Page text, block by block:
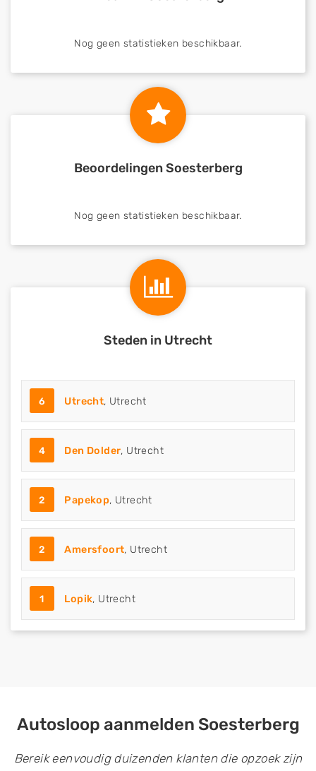
Nog geen statistieken beschikbaar.
Beoordelingen Soesterberg
Nog geen statistieken beschikbaar.
Steden in Utrecht
6 Utrecht, Utrecht
4 Den Dolder, Utrecht
2 Papekop, Utrecht
2 Amersfoort, Utrecht
1 Lopik, Utrecht
Autosloop aanmelden Soesterberg
Bereik eenvoudig duizenden klanten die opzoek zijn